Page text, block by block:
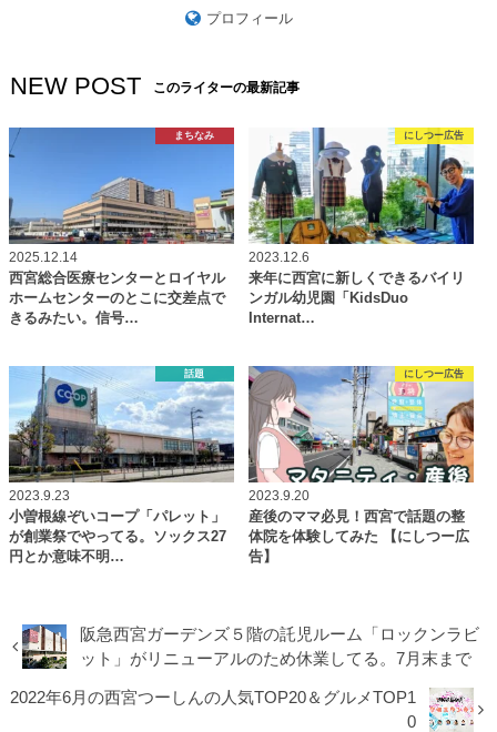
プロフィール
NEW POST このライターの最新記事
まちなみ
2025.12.14
西宮総合医療センターとロイヤル
ホームセンターのとこに交差点で
きるみたい。信号…
にしつー広告
2023.12.6
来年に西宮に新しくできるバイリ
ンガル幼児園「KidsDuo
Internat…
話題
2023.9.23
小曽根線ぞいコープ「パレット」
が創業祭でやってる。ソックス27
円とか意味不明…
にしつー広告
2023.9.20
産後のママ必見！西宮で話題の整
体院を体験してみた 【にしつー広
告】
阪急西宮ガーデンズ５階の託児ルーム「ロックンラビ
ット」がリニューアルのため休業してる。7月末まで
2022年6月の西宮つーしんの人気TOP20＆グルメTOP1
0